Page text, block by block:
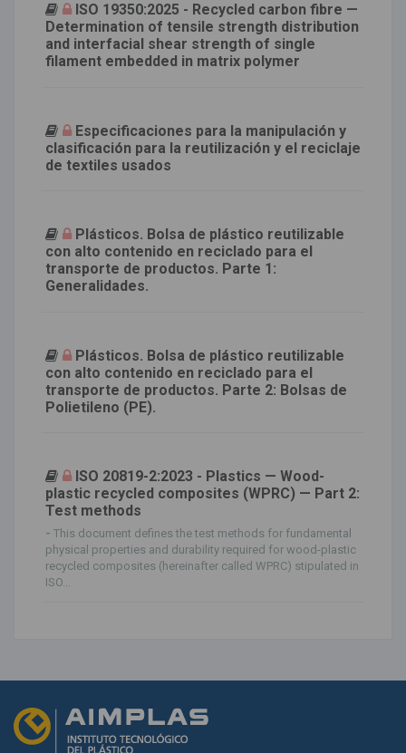
ISO 19350:2025 - Recycled carbon fibre —
Determination of tensile strength distribution
and interfacial shear strength of single
filament embedded in matrix polymer
Especificaciones para la manipulación y
clasificación para la reutilización y el reciclaje
de textiles usados
Plásticos. Bolsa de plástico reutilizable
con alto contenido en reciclado para el
transporte de productos. Parte 1:
Generalidades.
Plásticos. Bolsa de plástico reutilizable
con alto contenido en reciclado para el
transporte de productos. Parte 2: Bolsas de
Polietileno (PE).
ISO 20819-2:2023 - Plastics — Wood-
plastic recycled composites (WPRC) — Part 2:
Test methods
- This document defines the test methods for fundamental
physical properties and durability required for wood-plastic
recycled composites (hereinafter called WPRC) stipulated in
ISO...